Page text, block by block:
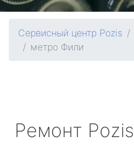
Сервисный центр Pozis
метро Фили
Ремонт Pozis